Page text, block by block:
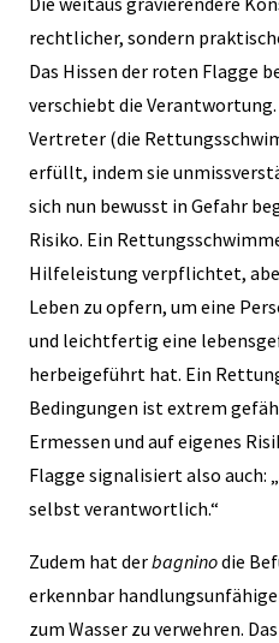
rechtlicher, sondern
Das Hissen der roten Flagge
verschiebt die Verantwortung.
Vertreter (die
erfüllt, indem sie
sich nun bewusst in Gefahr
Risiko. Ein
Hilfeleistung verpflichtet,
Leben zu opfern, um eine
und leichtfertig eine
herbeigeführt hat. Ein
Bedingungen ist extrem
Ermessen und auf eigenes
Flagge signalisiert also auch:
selbst verantwortlich.“
Zudem hat derbagninodie
erkennbar
zum Wasser zu verwehren.